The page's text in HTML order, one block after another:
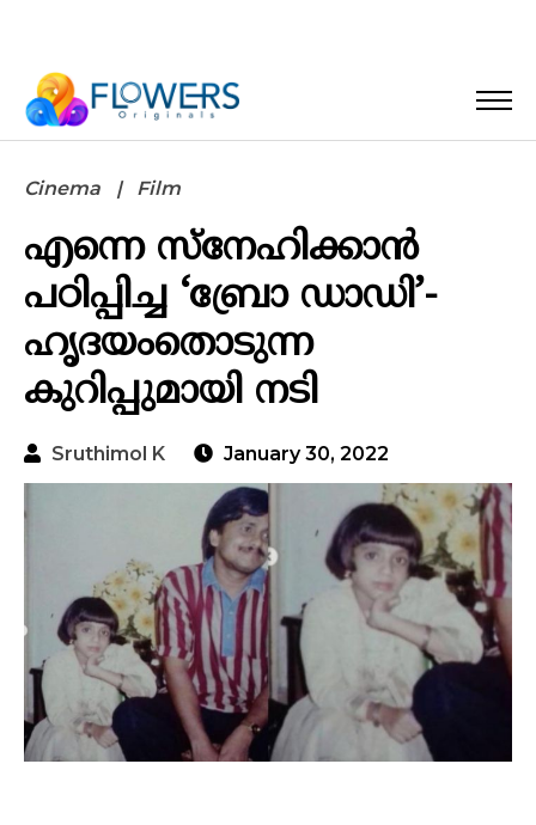
Cinema Film
എന്നെ സ്നേഹിക്കാൻ
പഠിപ്പിച്ച ‘ബ്രോ ഡാഡി’-
ഹൃദയംതൊടുന്ന
കുറിപ്പുമായി നടി
Sruthimol K January 30, 2022